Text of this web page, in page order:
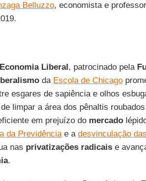
Belluzzo, economista e
Liberal, patrocinado pela
da Escola de Chicago
esgares de sapiência e olhos
limpar a área dos pênaltis
em prejuízo do mercado
da Previdênciae a desvinculação
nas privatizações radicaise
.